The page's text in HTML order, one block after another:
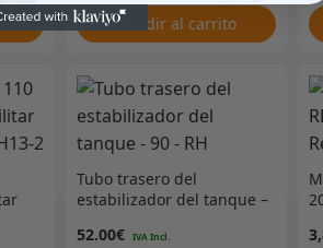
Añadir al carrito
Tubo trasero del
estabilizador del tanque –
52.00€